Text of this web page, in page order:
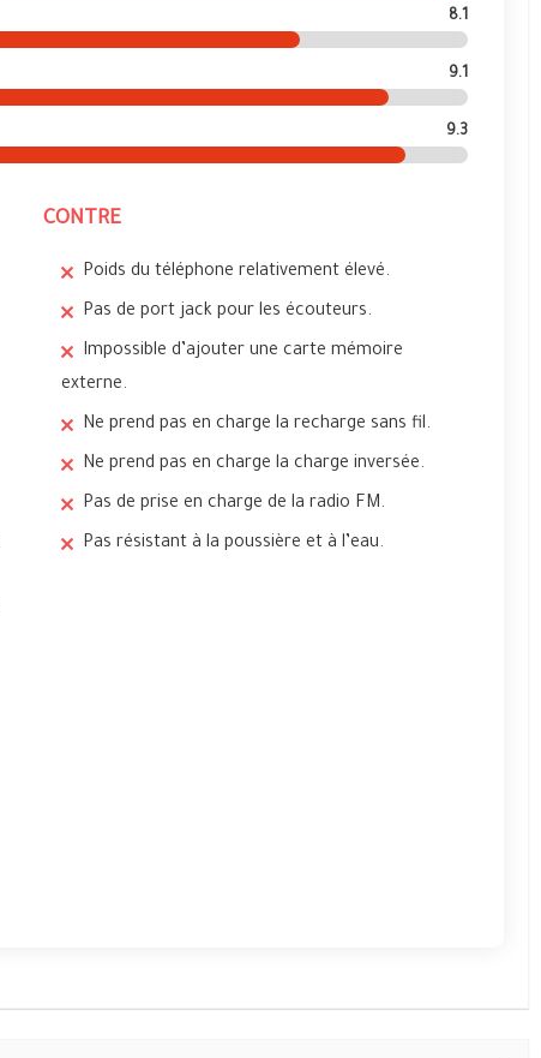
8.1
9.1
9.3
CONTRE
Poids du téléphone relativement élevé.
Pas de port jack pour les écouteurs.
Impossible d’ajouter une carte mémoire
externe.
Ne prend pas en charge la recharge sans fil.
Ne prend pas en charge la charge inversée.
Pas de prise en charge de la radio FM.
Pas résistant à la poussière et à l’eau.